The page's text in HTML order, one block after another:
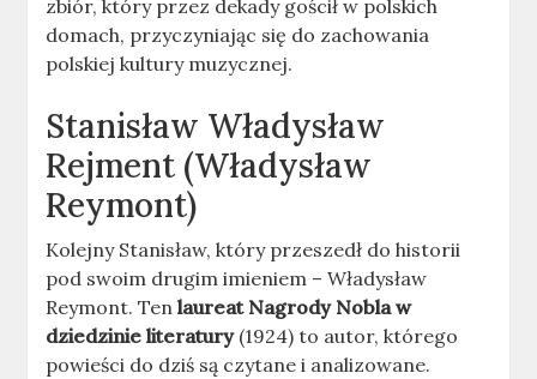
zbiór, który przez dekady gościł w polskich
domach, przyczyniając się do zachowania
polskiej kultury muzycznej.
Stanisław Władysław
Rejment (Władysław
Reymont)
Kolejny Stanisław, który przeszedł do historii
pod swoim drugim imieniem – Władysław
Reymont. Tenlaureat Nagrody Nobla w
dziedzinie literatury(1924) to autor, którego
powieści do dziś są czytane i analizowane.